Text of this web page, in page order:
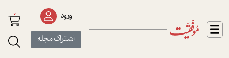
ورود
اشتراک مجله
0